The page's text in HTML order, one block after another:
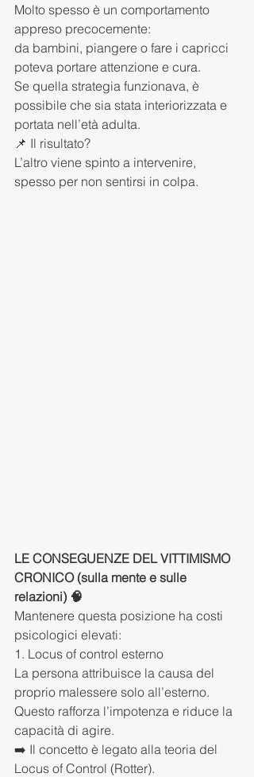
Molto spesso è un comportamento
appreso precocemente:
da bambini, piangere o fare i capricci
poteva portare attenzione e cura.
Se quella strategia funzionava, è
possibile che sia stata interiorizzata e
portata nell’età adulta.
📌 Il risultato?
L’altro viene spinto a intervenire,
spesso per non sentirsi in colpa.
LE CONSEGUENZE DEL VITTIMISMO
CRONICO (sulla mente e sulle
relazioni) 🧠
Mantenere questa posizione ha costi
psicologici elevati:
1. Locus of control esterno
La persona attribuisce la causa del
proprio malessere solo all’esterno.
Questo rafforza l’impotenza e riduce la
capacità di agire.
➡️ Il concetto è legato alla teoria del
Locus of Control (Rotter).